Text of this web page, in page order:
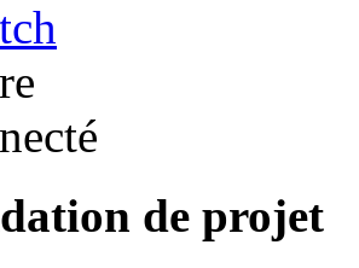
de projet